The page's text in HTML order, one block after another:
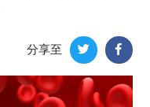
分享至